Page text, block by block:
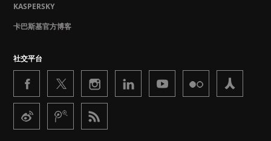
KASPERSKY
卡巴斯基官方博客
社交平台